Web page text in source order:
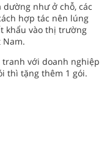
dường như ở chỗ, các
hợp tác nên lúng
khẩu vào thị trường
Nam.
với doanh nghiệp
thì tặng thêm 1 gói.